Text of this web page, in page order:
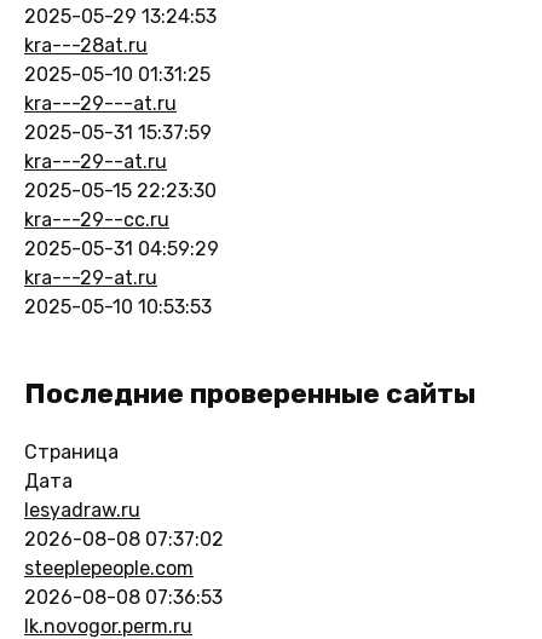
2025-05-29 13:24:53
kra---28at.ru
2025-05-10 01:31:25
kra---29---at.ru
2025-05-31 15:37:59
kra---29--at.ru
2025-05-15 22:23:30
kra---29--cc.ru
2025-05-31 04:59:29
kra---29-at.ru
2025-05-10 10:53:53
Последние проверенные сайты
Страница
Дата
lesyadraw.ru
2026-08-08 07:37:02
steeplepeople.com
2026-08-08 07:36:53
lk.novogor.perm.ru